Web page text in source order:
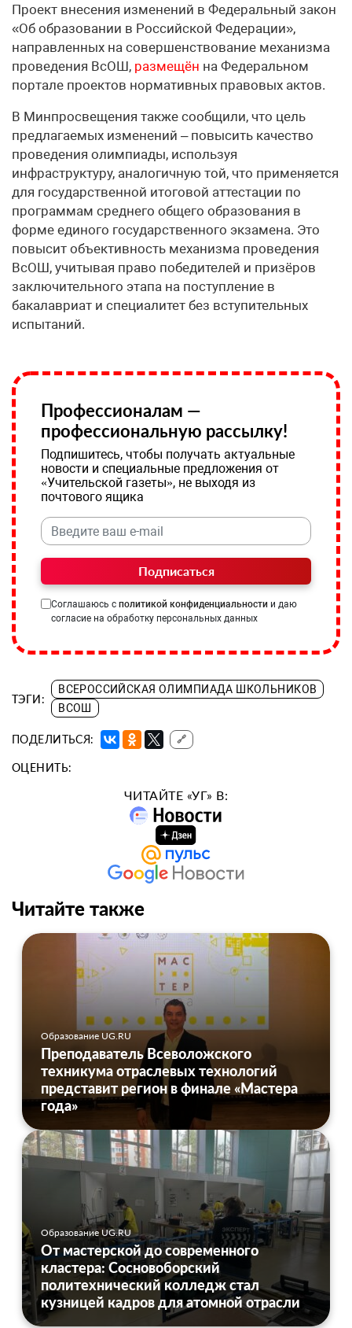
Проект внесения изменений в Федеральный закон
«Об образовании в Российской Федерации»,
направленных на совершенствование механизма
проведения ВсОШ, размещён на Федеральном
портале проектов нормативных правовых актов.
В Минпросвещения также сообщили, что цель
предлагаемых изменений – повысить качество
проведения олимпиады, используя
инфраструктуру, аналогичную той, что применяется
для государственной итоговой аттестации по
программам среднего общего образования в
форме единого государственного экзамена. Это
повысит объективность механизма проведения
ВсОШ, учитывая право победителей и призёров
заключительного этапа на поступление в
бакалавриат и специалитет без вступительных
испытаний.
Профессионалам —
профессиональную рассылку!
Подпишитесь, чтобы получать актуальные
новости и специальные предложения от
«Учительской газеты», не выходя из
почтового ящика
Подписаться
Соглашаюсь с политикой конфиденциальности и даю
согласие на обработку персональных данных
ТЭГИ:
ВСЕРОССИЙСКАЯ ОЛИМПИАДА ШКОЛЬНИКОВ
ВСОШ
ПОДЕЛИТЬСЯ: 🔗
ОЦЕНИТЬ:
ЧИТАЙТЕ «УГ» В:
Читайте также
Образование UG.RU
Преподаватель Всеволожского
техникума отраслевых технологий
представит регион в финале «Мастера
года»
Образование UG.RU
От мастерской до современного
кластера: Сосновоборский
политехнический колледж стал
кузницей кадров для атомной отрасли